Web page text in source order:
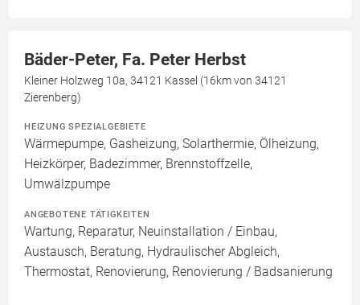
Bäder-Peter, Fa. Peter Herbst
Kleiner Holzweg 10a, 34121 Kassel (16km von 34121
Zierenberg)
HEIZUNG SPEZIALGEBIETE
Wärmepumpe, Gasheizung, Solarthermie, Ölheizung,
Heizkörper, Badezimmer, Brennstoffzelle,
Umwälzpumpe
ANGEBOTENE TÄTIGKEITEN
Wartung, Reparatur, Neuinstallation / Einbau,
Austausch, Beratung, Hydraulischer Abgleich,
Thermostat, Renovierung, Renovierung / Badsanierung